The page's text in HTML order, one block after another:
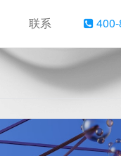
联系